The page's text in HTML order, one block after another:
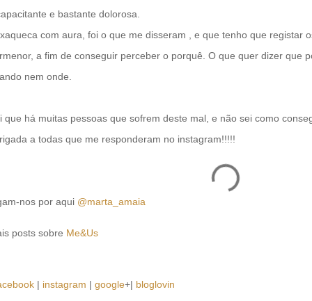
e bastante dolorosa.
com aura, foi o que me disseram , e que tenho que registar
a fim de conseguir perceber o porquê. O que quer dizer que
nem onde.
que há muitas pessoas que sofrem deste mal, e não sei como
a todas que me responderam no instagram!!!!!
nos por aqui @marta_amaia
posts sobre Me&Us
| instagram | google+| bloglovin